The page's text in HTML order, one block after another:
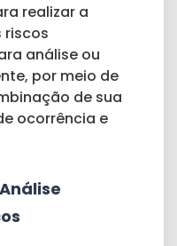
realizar a
riscos
análise ou
por meio de
de sua
ocorrência e
Análise